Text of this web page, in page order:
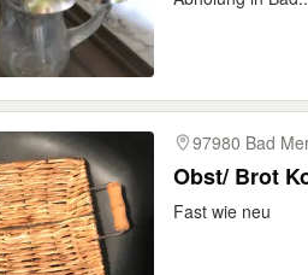
97980 Bad
Obst/ Brot
Fast wie neu